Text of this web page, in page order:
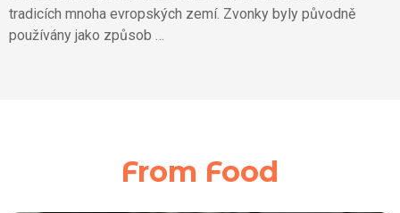
tradicích mnoha evropských zemí. Zvonky byly původně
používány jako způsob …
From Food